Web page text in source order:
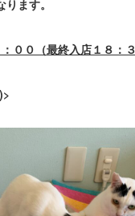
ます。
００（最終入店１８：